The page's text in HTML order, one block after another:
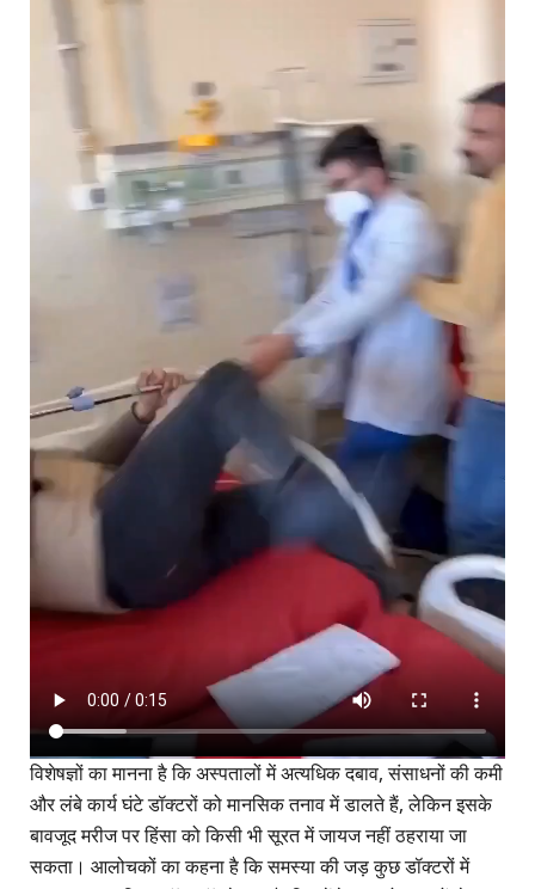
विशेषज्ञों का मानना है कि अस्पतालों में अत्यधिक दबाव, संसाधनों की कमी
और लंबे कार्य घंटे डॉक्टरों को मानसिक तनाव में डालते हैं, लेकिन इसके
बावजूद मरीज पर हिंसा को किसी भी सूरत में जायज नहीं ठहराया जा
सकता। आलोचकों का कहना है कि समस्या की जड़ कुछ डॉक्टरों में